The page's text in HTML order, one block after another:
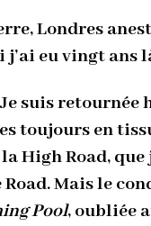
Londres
j’ai eu vingt ans
Je suis
toujours en
High Road,
Mais le
Pool, oubliée